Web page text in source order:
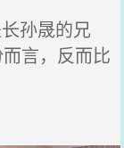
孙晟的兄
言，反而比